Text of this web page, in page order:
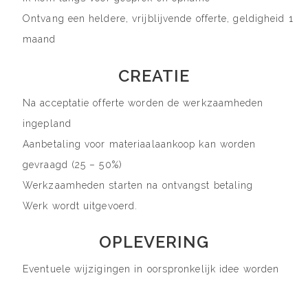
Ontvang een heldere, vrijblijvende offerte, geldigheid 1
maand
CREATIE
Na acceptatie offerte worden de werkzaamheden
ingepland
Aanbetaling voor materiaalaankoop kan worden
gevraagd (25 – 50%)
Werkzaamheden starten na ontvangst betaling
Werk wordt uitgevoerd.
OPLEVERING
Eventuele wijzigingen in oorspronkelijk idee worden